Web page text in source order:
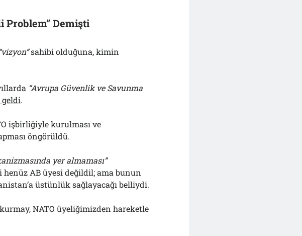
Problem” Demişti
sahibi olduğuna, kimin
“Avrupa Güvenlik ve Savunma
geldi.
işbirliğiyle kurulması ve
öngörüldü.
yer almaması”
henüz AB üyesi değildil; ama bunun
üstünlük sağlayacağı belliydi.
NATO üyeliğimizden hareketle